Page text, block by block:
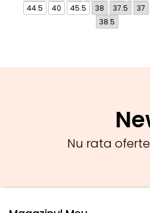
44.5
40 45.5 38 37.5 37
38.5
Nu rata